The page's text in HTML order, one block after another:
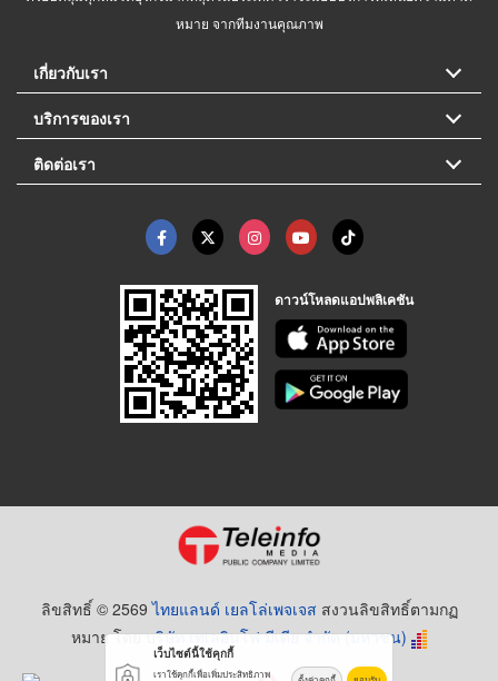
หมาย จากทีมงานคุณภาพ
เกี่ยวกับเรา
บริการของเรา
ติดต่อเรา
ดาวน์โหลดแอปพลิเคชัน
ลิขสิทธิ์ © 2569ไทยแลนด์ เยลโล่เพจเจส สงวนลิขสิทธิ์ตามกฏ
หมาย โดยบริษัท เทเลอินโฟ มีเดีย จำกัด (มหาชน)
เว็บไซต์นี้ใช้คุกกี้
เราใช้คุกกี้เพื่อเพิ่มประสิทธิภาพ